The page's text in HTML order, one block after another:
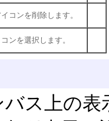
コンを削除します。
ンを選択します。
ス上の